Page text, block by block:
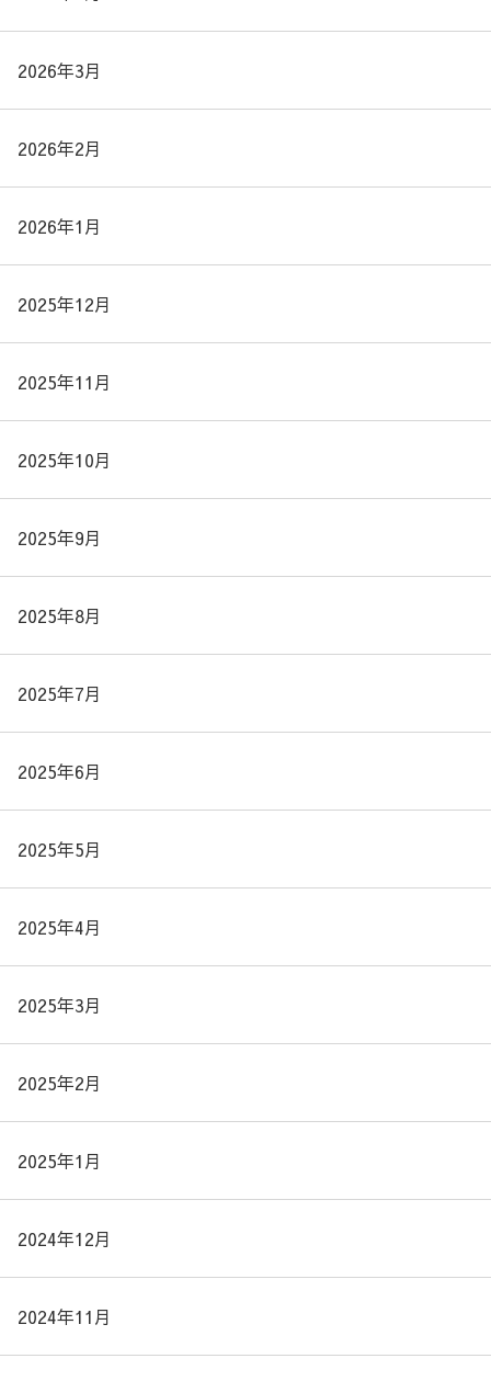
2026年3月
2026年2月
2026年1月
2025年12月
2025年11月
2025年10月
2025年9月
2025年8月
2025年7月
2025年6月
2025年5月
2025年4月
2025年3月
2025年2月
2025年1月
2024年12月
2024年11月